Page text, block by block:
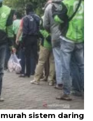
sistem daring